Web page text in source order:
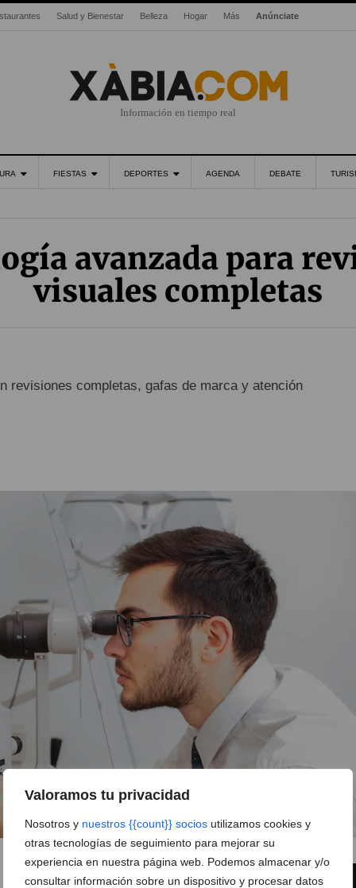
Valoramos tu privacidad
Nosotros y nuestros {{count}} socios utilizamos cookies y
otras tecnologías de seguimiento para mejorar su
experiencia en nuestra página web. Podemos almacenar y/o
consultar información sobre un dispositivo y procesar datos
Salud y Bienestar Belleza Hogar Más Anúnciate
Información en tiempo real
FIESTAS DEPORTES AGENDA DEBATE
avanzada para
visuales completas
revisiones completas, gafas de marca y atención
6 de 12 FOTO SIGUIENTE